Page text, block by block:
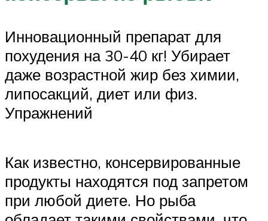
Инновационный препарат для
похудения на 30-40 кг! Убирает
даже возрастной жир без химии,
липосакций, диет или физ.
Упражнений
Как известно, консервированные
продукты находятся под запретом
при любой диете. Но рыба